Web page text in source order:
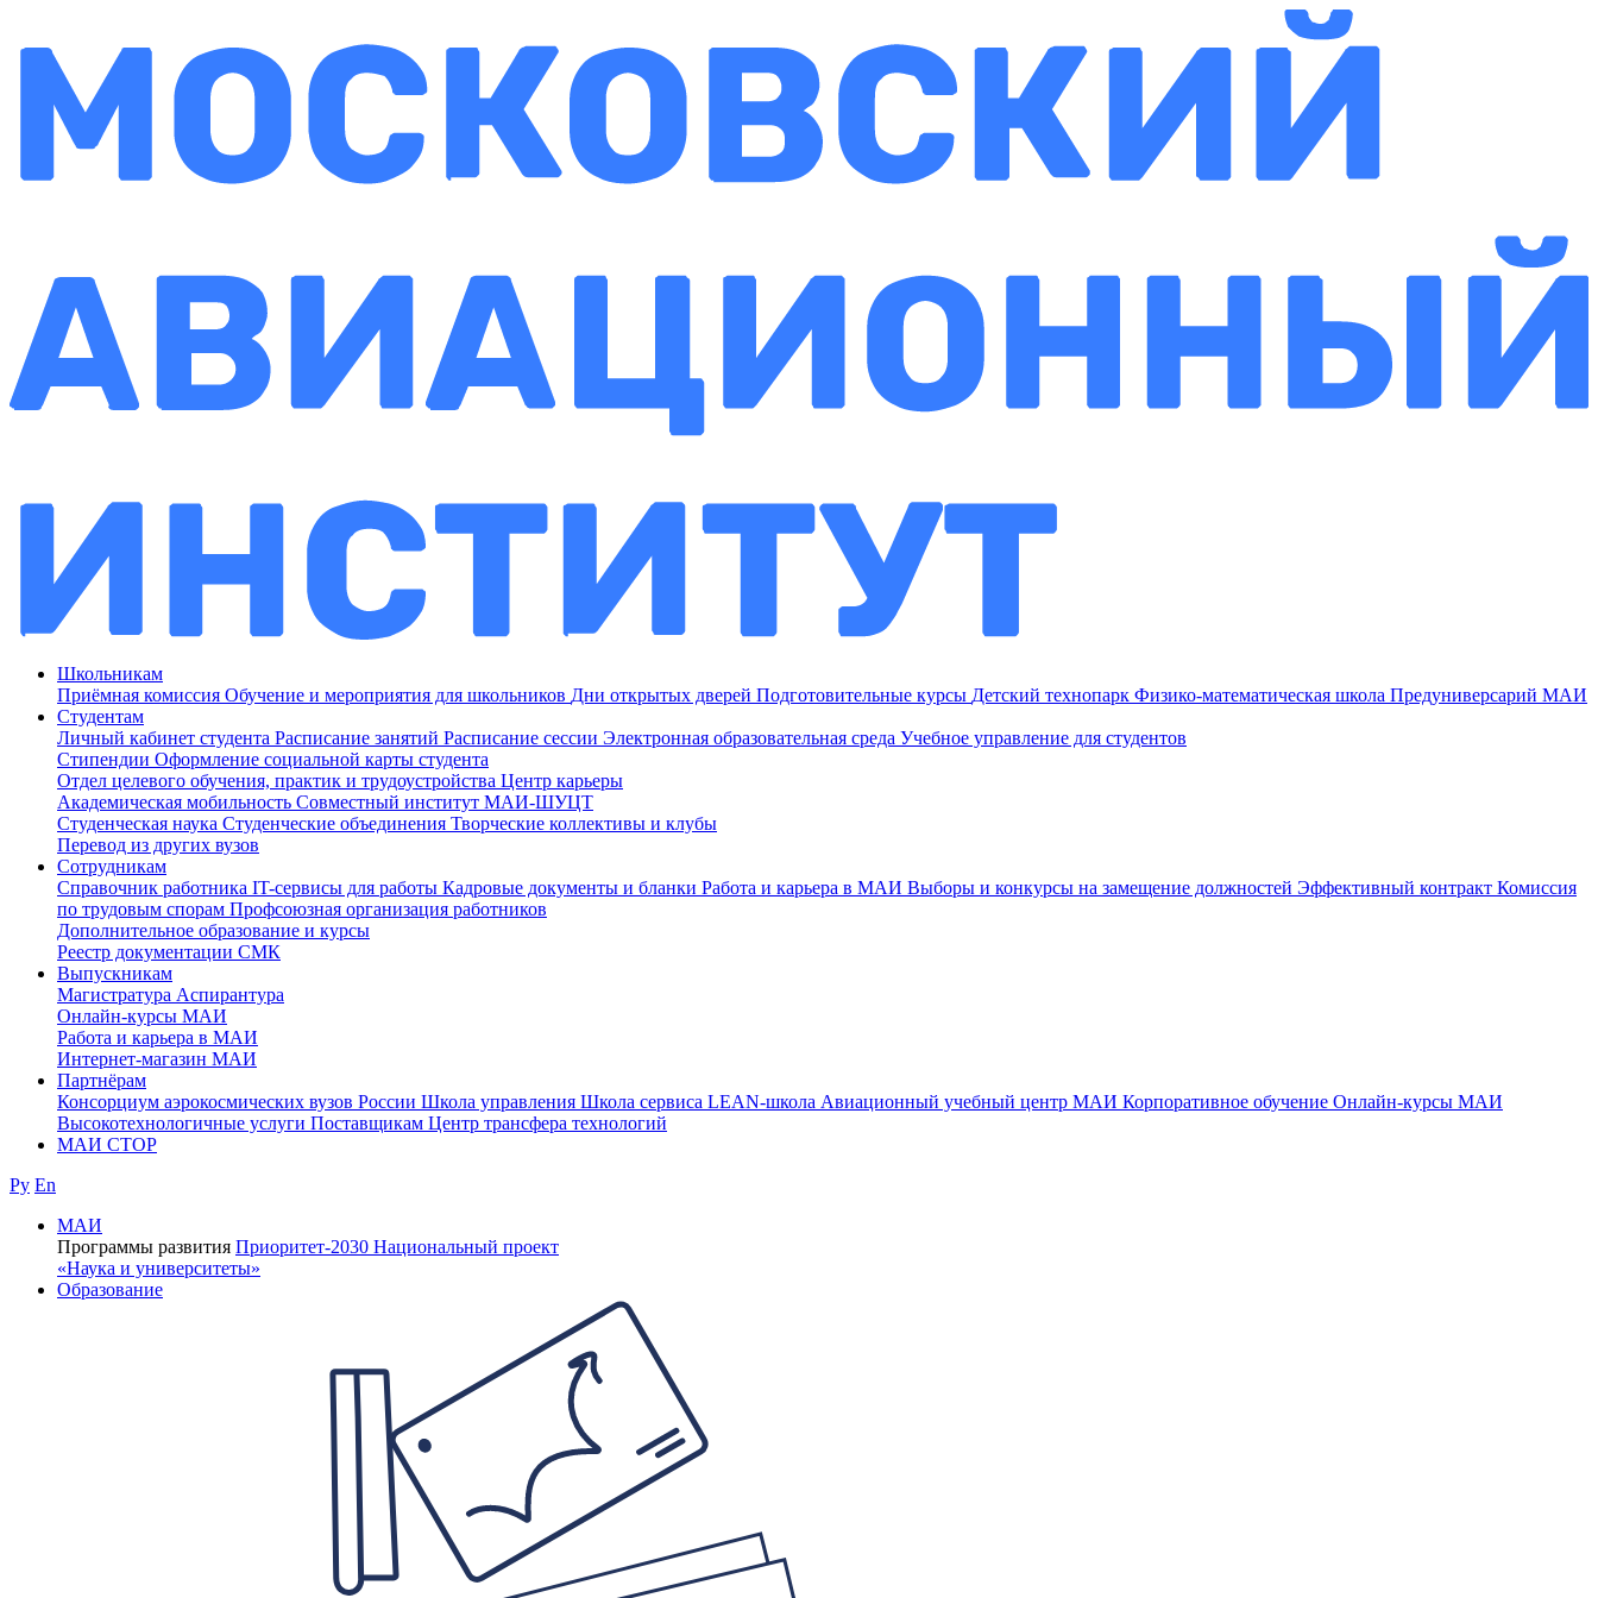
Школьникам
Приёмная комиссия Обучение и мероприятия для школьников Дни открытых дверей Подготовительные курсы Детский технопарк Физико-математическая школа Предуниверсарий МАИ
Студентам
Личный кабинет студента Расписание занятий Расписание сессии Электронная образовательная среда Учебное управление для студентов
Стипендии Оформление социальной карты студента
Отдел целевого обучения, практик и трудоустройства Центр карьеры
Академическая мобильность Совместный институт МАИ-ШУЦТ
Студенческая наука Студенческие объединения Творческие коллективы и клубы
Перевод из других вузов
Сотрудникам
Cправочник работника IT-сервисы для работы Кадровые документы и бланки Работа и карьера в МАИ Выборы и конкурсы на замещение должностей Эффективный контракт Комиссия
по трудовым спорам Профсоюзная организация работников
Дополнительное образование и курсы
Реестр документации СМК
Выпускникам
Магистратура Аспирантура
Онлайн-курсы МАИ
Работа и карьера в МАИ
Интернет-магазин МАИ
Партнёрам
Консорциум аэрокосмических вузов России Школа управления Школа сервиса LEAN-школа Авиационный учебный центр МАИ Корпоративное обучение Онлайн-курсы МАИ
Высокотехнологичные услуги Поставщикам Центр трансфера технологий
МАИ СТОР
Ру En
МАИ
Программы развития Приоритет-2030 Национальный проект
«Наука и университеты»
Образование